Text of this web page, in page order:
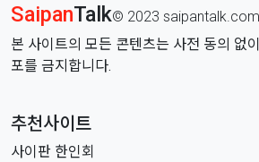
SaipanTalk© 2023 saipantalk.com
본 사이트의 모든 콘텐츠는 사전 동의 없
포를 금지합니다.
추천사이트
사이판 한인회